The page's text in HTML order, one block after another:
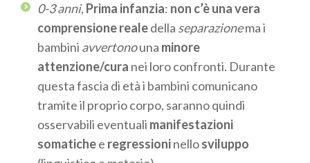
0-3 anni, Prima infanzia: non c’è una vera
comprensione realedella separazionema i
bambini avvertonouna minore
attenzione/cura nei loro confronti. Durante
questa fascia di età i bambini comunicano
tramite il proprio corpo, saranno quindi
osservabili eventuali manifestazioni
somatichee regressioninellosviluppo